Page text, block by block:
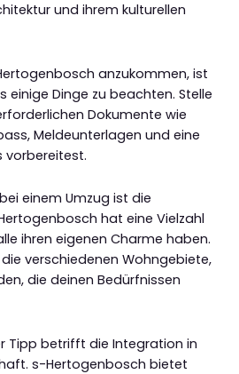
und ihrem kulturellen
anzukommen, ist
einige Dinge zu beachten. Stelle
Dokumente wie
Meldeunterlagen und eine
vorbereitest.
einem Umzug ist die
hat eine Vielzahl
ihren eigenen Charme haben.
verschiedenen Wohngebiete,
die deinen Bedürfnissen
Tipp betrifft die Integration in
s-Hertogenbosch bietet